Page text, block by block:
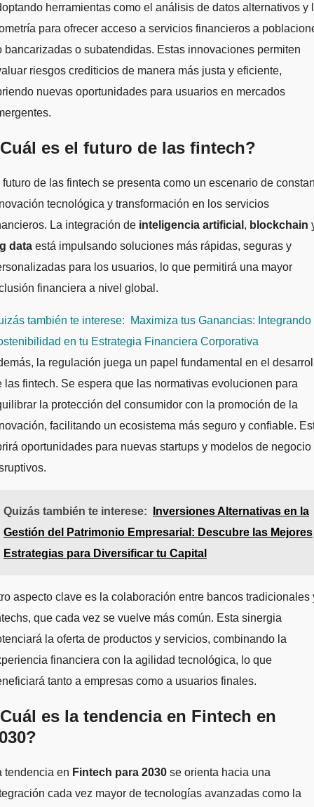
herramientas como el análisis de datos alternativos y
para ofrecer acceso a servicios financieros a
bancarizadas o subatendidas. Estas innovaciones permiten
riesgos crediticios de manera más justa y eficiente,
nuevas oportunidades para usuarios en mercados
es el futuro de las fintech?
futuro de las fintech se presenta como un escenario de
tecnológica y transformación en los servicios
La integración de inteligencia artificial , blockchain
data está impulsando soluciones más rápidas, seguras y
para los usuarios, lo que permitirá una mayor
financiera a nivel global.
también te interese:
Maximiza tus Ganancias: Integrando
en tu Estrategia Financiera Corporativa
la regulación juega un papel fundamental en el
las fintech. Se espera que las normativas evolucionen para
la protección del consumidor con la promoción de la
facilitando un ecosistema más seguro y confiable.
oportunidades para nuevas startups y modelos de negocio
Quizás también te interese:
Inversiones Alternativas en la
Gestión del Patrimonio Empresarial: Descubre las Mejores
Estrategias para Diversificar tu Capital
aspecto clave es la colaboración entre bancos tradicionales
que cada vez se vuelve más común. Esta sinergia
la oferta de productos y servicios, combinando la
financiera con la agilidad tecnológica, lo que
tanto a empresas como a usuarios finales.
es la tendencia en Fintech en
tendencia en Fintech para 2030 se orienta hacia una
cada vez mayor de tecnologías avanzadas como la